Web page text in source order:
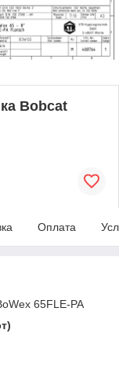
Bobcat
Оплата
65FLE-PA